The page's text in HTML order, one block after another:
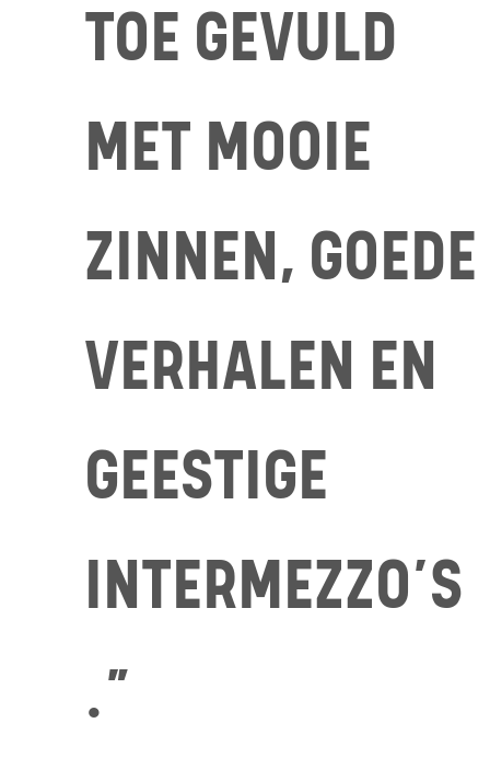
TOE GEVULD
MET MOOIE
ZINNEN, GOEDE
VERHALEN EN
GEESTIGE
INTERMEZZO’S
.”